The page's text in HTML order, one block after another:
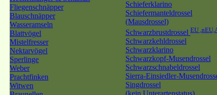
Fliegenschnäpper
Blauschnäpper
Wasseramseln
Blattvögel
Mistelfresser
Nektarvögel
Sperlinge
Weber
Prachtfinken
Witwen
Schieferklarino
Schiefermanteldrossel
(Mausdrossel)
Schwarzbrustdrossel EU
Schwarzkehldrossel
Schwarzklarino
Schwarzkopf-Musendrossel
Schwarzschnabeldrossel
Sierra-Einsiedler-
Singdrossel
(kein Unterartenstatus)